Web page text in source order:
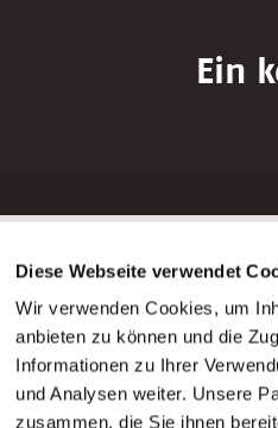
Diese Webseite verwendet
Wir verwenden Cookies, um
anbieten zu können und die
Informationen zu Ihrer
und Analysen weiter. Unsere
zusammen, die Sie ihnen
Ein
GmbH
e.V.)
Bewerbung als
Bewerbung als
Bewerbung als
Bewerbung als